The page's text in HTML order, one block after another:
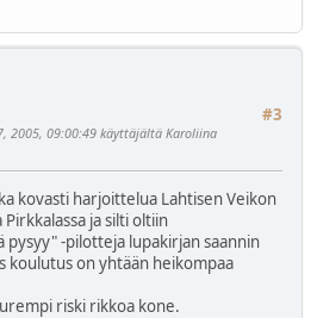
#3
2005, 09:00:49 käyttäjältä Karoliina
kovasti harjoittelua Lahtisen Veikon
ja silti oltiin
pysyy" -pilotteja lupakirjan saannin
koulutus on yhtään heikompaa
riski rikkoa kone.